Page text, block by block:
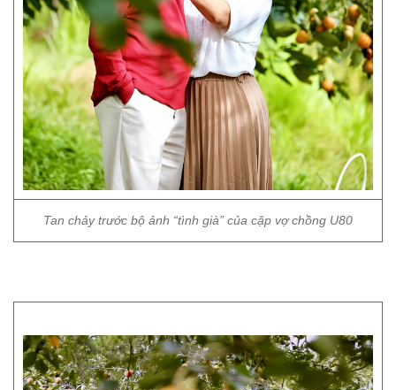
Tan chảy trước bộ ảnh “tình già” của cặp vợ chồng U80